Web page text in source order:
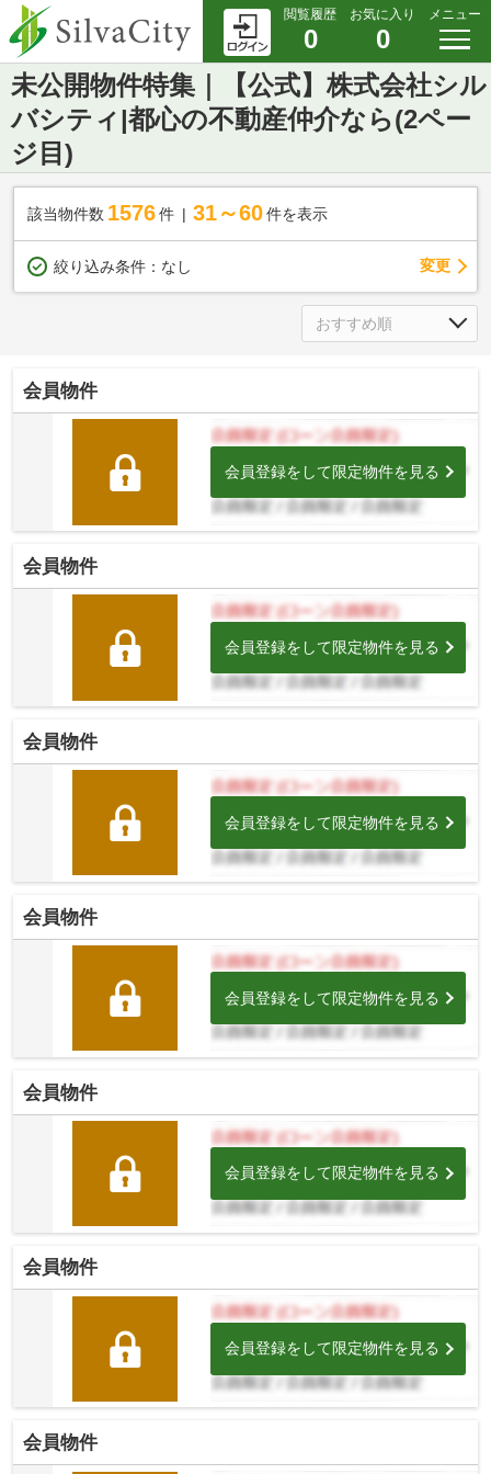
閲覧履歴
0
お気に入り
0
メニュー
未公開物件特集｜【公式】株式会社シル
バシティ|都心の不動産仲介なら(2ペー
ジ目)
該当物件数 1576件 31～60 件を表示
絞り込み条件： なし 変更
会員物件
会員登録をして限定物件を見る
会員物件
会員登録をして限定物件を見る
会員物件
会員登録をして限定物件を見る
会員物件
会員登録をして限定物件を見る
会員物件
会員登録をして限定物件を見る
会員物件
会員登録をして限定物件を見る
会員物件